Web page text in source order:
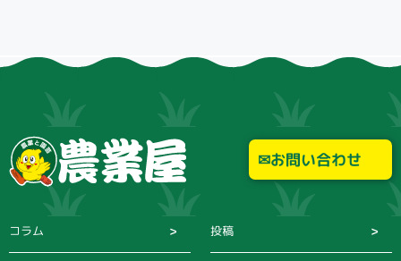
ン
お問い合わせ
コラム 投稿